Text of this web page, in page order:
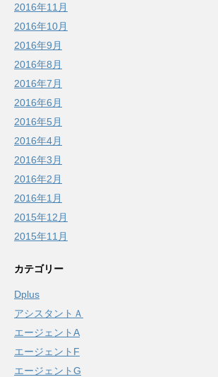
2016年11月
2016年10月
2016年9月
2016年8月
2016年7月
2016年6月
2016年5月
2016年4月
2016年3月
2016年2月
2016年1月
2015年12月
2015年11月
カテゴリー
Dplus
アシスタントＡ
エージェントA
エージェントF
エージェントG